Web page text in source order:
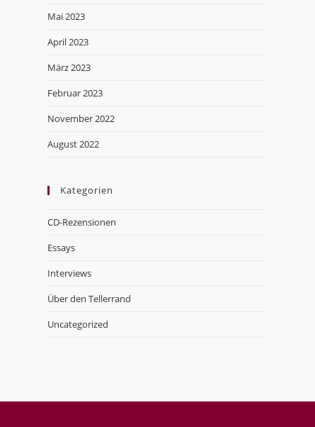
Mai 2023
April 2023
März 2023
Februar 2023
November 2022
August 2022
Kategorien
CD-Rezensionen
Essays
Interviews
Über den Tellerrand
Uncategorized